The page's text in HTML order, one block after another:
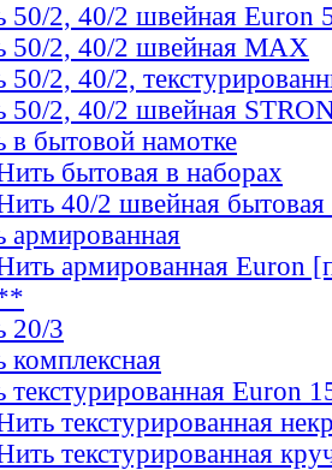
50/2, 40/2 швейная Euron
50/2, 40/2 швейная МАХ
50/2, 40/2,
50/2, 40/2 швейная
в бытовой намотке
бытовая в наборах
40/2 швейная бытовая
армированная
армированная Euron
20/3
комплексная
текстурированная Euron
текстурированная
текстурированная